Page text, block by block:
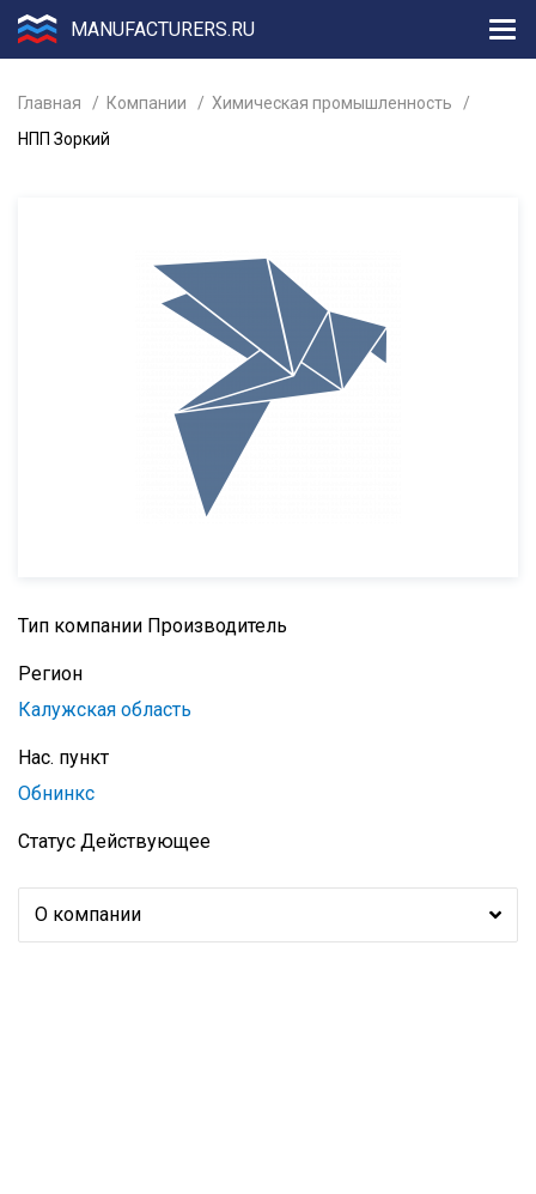
MANUFACTURERS.RU
Главная Компании
Химическая промышленность
НПП Зоркий
Тип компании Производитель
Регион
Калужская область
Нас. пункт
Обнинкс
Статус Действующее
О компании